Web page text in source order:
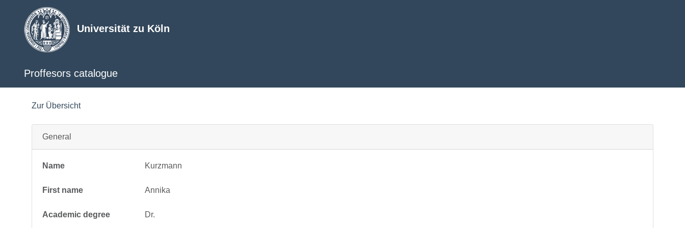
Universität zu Köln
Proffesors catalogue
Zur Übersicht
General
Name Kurzmann
First name Annika
Academic degree Dr.